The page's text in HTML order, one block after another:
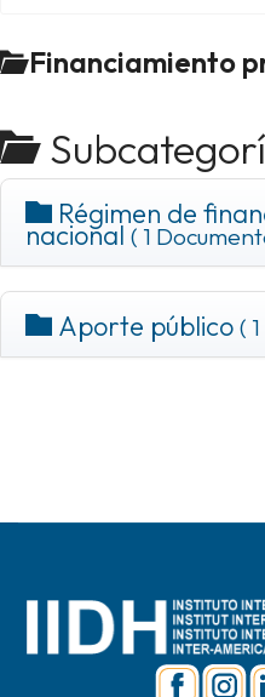
Financiamiento
Régimen de
nacional ( 1
Aporte público (